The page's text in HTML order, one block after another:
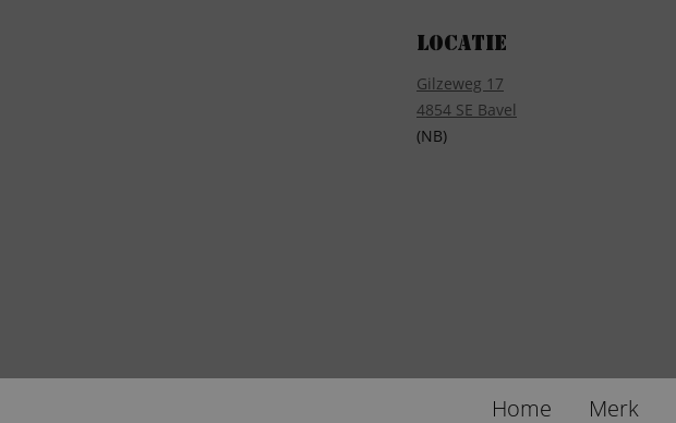
Locatie
Gilzeweg 17
4854 SE Bavel
(NB)
Home Merk